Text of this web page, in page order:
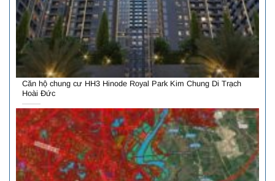
Căn hộ chung cư HH3 Hinode Royal Park Kim Chung Di Trạch
Hoài Đức